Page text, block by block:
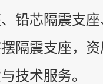
铅芯隔震支
隔震支座，
技术服务。